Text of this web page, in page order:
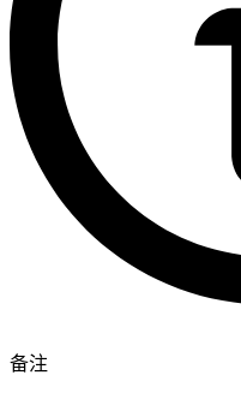
备注